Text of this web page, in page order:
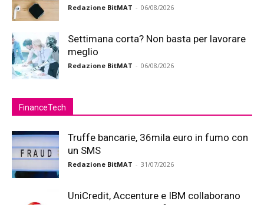
Redazione BitMAT - 06/08/2026
Settimana corta? Non basta per lavorare
meglio
Redazione BitMAT - 06/08/2026
FinanceTech
Truffe bancarie, 36mila euro in fumo con
un SMS
Redazione BitMAT - 31/07/2026
UniCredit, Accenture e IBM collaborano